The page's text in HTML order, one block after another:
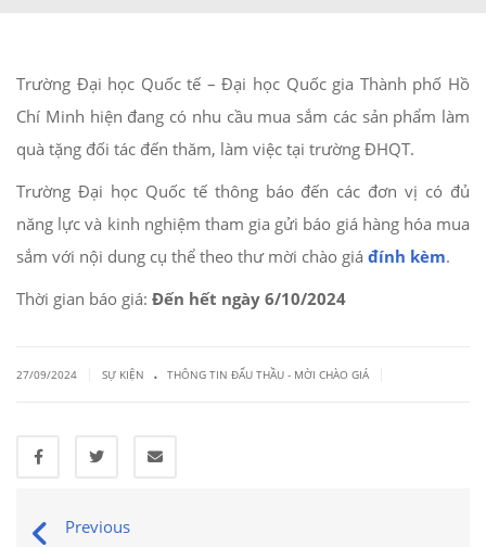
Trường Đại học Quốc tế – Đại học Quốc gia Thành phố Hồ
Chí Minh hiện đang có nhu cầu mua sắm các sản phẩm làm
quà tặng đối tác đến thăm, làm việc tại trường ĐHQT.
Trường Đại học Quốc tế thông báo đến các đơn vị có đủ
năng lực và kinh nghiệm tham gia gửi báo giá hàng hóa mua
sắm với nội dung cụ thể theo thư mời chào giá đính kèm.
Thời gian báo giá: Đến hết ngày 6/10/2024
27/09/2024 SỰ KIỆN . THÔNG TIN ĐẤU THẦU - MỜI CHÀO GIÁ
Previous